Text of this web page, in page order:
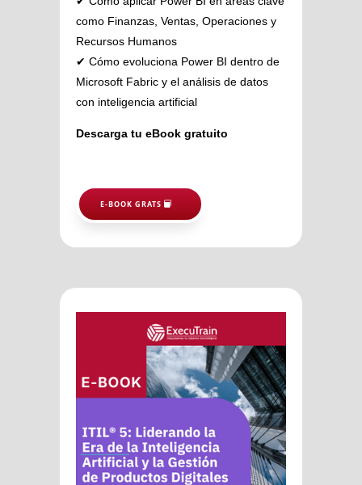
como Finanzas, Ventas, Operaciones y
Recursos Humanos
✔ Cómo evoluciona Power BI dentro de
Microsoft Fabric y el análisis de datos
con inteligencia artificial
Descarga tu eBook gratuito
E-BOOK GRATS